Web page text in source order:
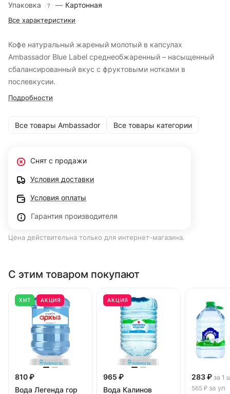
Упаковка
? — Картонная
Все характеристики
Кофе натуральный жареный молотый в капсулах
Ambassador Blue Label среднеобжаренный – насыщенный
сбалансированный вкус с фруктовыми нотками в
послевкусии.
Подробности
Все товары Ambassador Все товары категории
Снят с продажи
Условия доставки
Условия оплаты
Гарантия производителя
Цена действительна только для интернет-магазина.
С этим товаром покупают
ХИТ АКЦИЯ
810 ₽
Вода Легенда гор
АКЦИЯ
965 ₽
Вода Калинов
283 ₽ за 1
565 ₽ за уп